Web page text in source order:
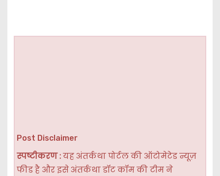
Post Disclaimer
स्पष्टीकरण :यह अंतर्कथा पोर्टल की ऑटोमेटेड न्यूज़
फीड है और इसे अंतर्कथा डॉट कॉम की टीम ने